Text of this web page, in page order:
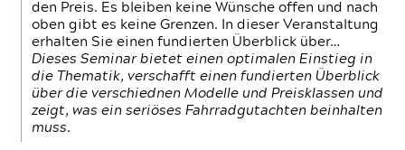
den Preis. Es bleiben keine Wünsche offen und nach
oben gibt es keine Grenzen. In dieser Veranstaltung
erhalten Sie einen fundierten Überblick über…
Dieses Seminar bietet einen optimalen Einstieg in
die Thematik, verschafft einen fundierten Überblick
über die verschiednen Modelle und Preisklassen und
zeigt, was ein seriöses Fahrradgutachten beinhalten
muss.